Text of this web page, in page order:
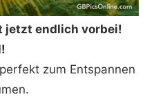
endlich vorbei!
zum Entspannen